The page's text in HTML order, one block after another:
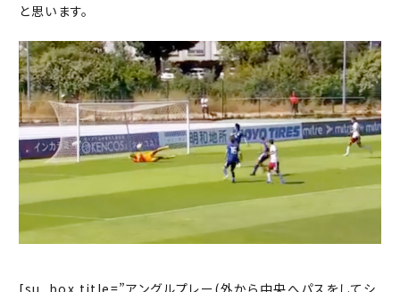
と思います。
[su_box title=”アングルプレー(外から中央へパスをしてシ